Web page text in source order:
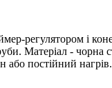
регулятором і
Матеріал - чорна
постійний